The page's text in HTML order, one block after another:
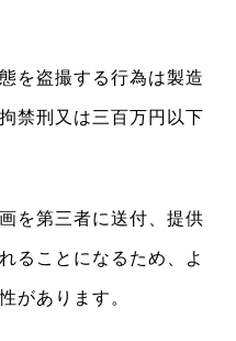
を盗撮する行為は製造
禁刑又は三百万円以下
を第三者に送付、提供
ることになるため、よ
があります。